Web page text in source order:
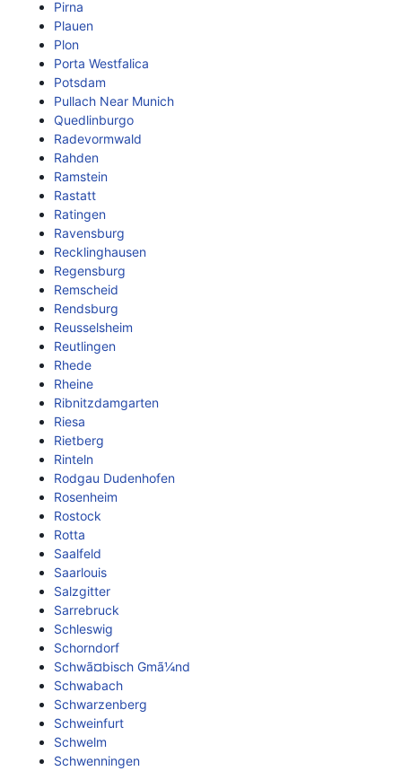
Pirna
Plauen
Plon
Porta Westfalica
Potsdam
Pullach Near Munich
Quedlinburgo
Radevormwald
Rahden
Ramstein
Rastatt
Ratingen
Ravensburg
Recklinghausen
Regensburg
Remscheid
Rendsburg
Reusselsheim
Reutlingen
Rhede
Rheine
Ribnitzdamgarten
Riesa
Rietberg
Rinteln
Rodgau Dudenhofen
Rosenheim
Rostock
Rotta
Saalfeld
Saarlouis
Salzgitter
Sarrebruck
Schleswig
Schorndorf
Schwã¤bisch Gmã¼nd
Schwabach
Schwarzenberg
Schweinfurt
Schwelm
Schwenningen